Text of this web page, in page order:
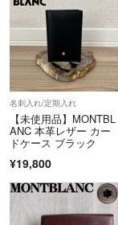
名刺入れ/定期入れ
【未使用品】MONTBL
ANC 本革レザー カー
ドケース ブラック
¥19,800